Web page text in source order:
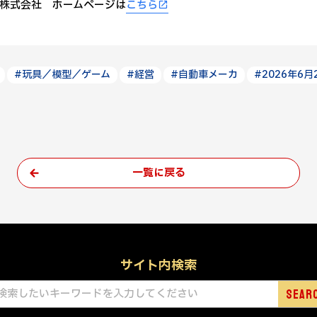
式会社 ホームページはこちら
#玩具／模型／ゲーム #経営 #自動車メーカ #2026年6月
一覧に戻る
サイト内検索